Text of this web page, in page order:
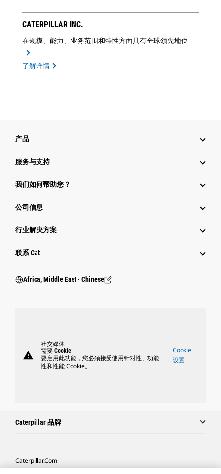
CATERPILLAR INC.
在规模、能力、业务范围和特性方面具有全球领先地位
了解详情
产品
服务与支持
我们如何帮助您？
公司信息
行业解决方案
行业
联系 Cat
Africa, Middle East ‧ Chinese
warning
社交媒体
需要 Cookie
要启用此功能，您必须接受使用针对性、功能
性和性能 Cookie。
Cookie
设置
Caterpillar 品牌
Caterpillar.com